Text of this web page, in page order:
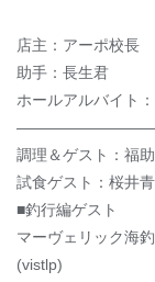
店主：アーポ校長
助手：長生君
ホールアルバイト
調理＆ゲスト：福助
試食ゲスト：桜井
■釣行編ゲスト
マーヴェリック海
(vistlp)